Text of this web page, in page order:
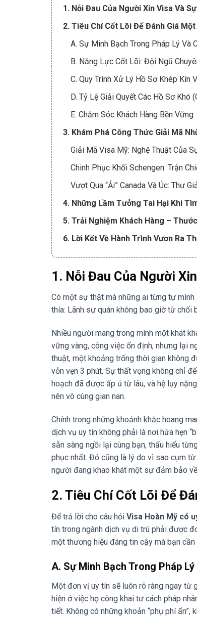
1. Nỗi Đau Của Người Xin Visa Và
2. Tiêu Chí Cốt Lõi Để Đánh Giá
A. Sự Minh Bạch Trong Pháp Lý Và
B. Năng Lực Cốt Lõi: Đội Ngũ
C. Quy Trình Xử Lý Hồ Sơ Khép Kín
D. Tỷ Lệ Giải Quyết Các Hồ Sơ Khó
E. Chăm Sóc Khách Hàng Bền Vững
3. Khám Phá Công Thức Giải Mã
Giải Mã Visa Mỹ: Nghệ Thuật Của
Chinh Phục Khối Schengen: Trận
Vượt Qua “Ải” Canada Và Úc: Thư
4. Những Lầm Tưởng Tai Hại Khi
5. Trải Nghiệm Khách Hàng –
6. Lời Kết Về Hành Trình Vươn Ra
1. Nỗi Đau Của Người
Có một sự thật mà những ai từng tự mình
thía: Lãnh sự quán không bao giờ từ chối
Nhiều người mang trong mình một khát
vững vàng, công việc ổn định, nhưng lại
thuật, một khoảng trống thời gian không
vỏn vẹn 3 phút. Sự thất vọng không chỉ
hoạch đã được ấp ủ từ lâu, và hệ lụy
nên vô cùng gian nan.
Chính trong những khoảnh khắc hoang
dịch vụ uy tín không phải là nơi hứa hẹn
sẵn sàng ngồi lại cùng bạn, thấu hiểu
phục nhất. Đó cũng là lý do vì sao cụm từ
người đang khao khát một sự đảm bảo
2. Tiêu Chí Cốt Lõi Để
Để trả lời cho câu hỏi Visa Hoàn Mỹ có
tín trong ngành dịch vụ di trú phải được
một thương hiệu đáng tin cậy mà bạn
A. Sự Minh Bạch Trong Pháp
Một đơn vị uy tín sẽ luôn rõ ràng ngay từ
hiện ở việc họ công khai tư cách pháp
tiết. Không có những khoản “phụ phí